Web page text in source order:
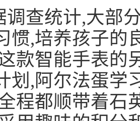
调查统计,大部
惯,培养孩子的
款智能手表的
划,阿尔法蛋学
程都顺带着石